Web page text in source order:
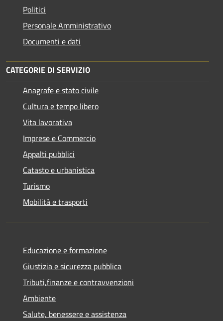
Politici
Personale Amministrativo
Documenti e dati
CATEGORIE DI SERVIZIO
Anagrafe e stato civile
Cultura e tempo libero
Vita lavorativa
Imprese e Commercio
Appalti pubblici
Catasto e urbanistica
Turismo
Mobilità e trasporti
Educazione e formazione
Giustizia e sicurezza pubblica
Tributi,finanze e contravvenzioni
Ambiente
Salute, benessere e assistenza